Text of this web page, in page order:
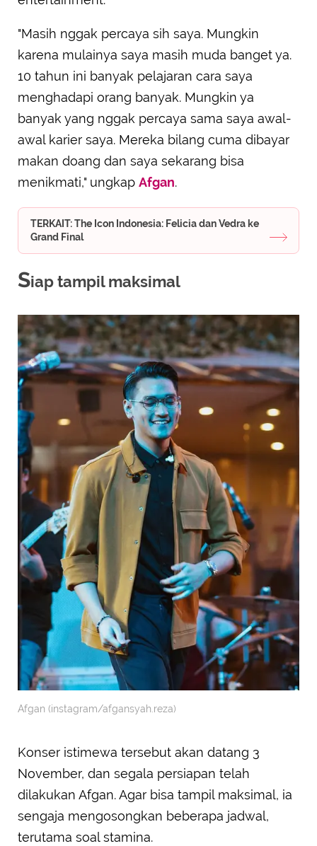
"Masih nggak percaya sih saya. Mungkin
karena mulainya saya masih muda banget ya.
10 tahun ini banyak pelajaran cara saya
menghadapi orang banyak. Mungkin ya
banyak yang nggak percaya sama saya awal-
awal karier saya. Mereka bilang cuma dibayar
makan doang dan saya sekarang bisa
menikmati," ungkap Afgan.
TERKAIT: The Icon Indonesia: Felicia dan Vedra ke
Grand Final
Siap tampil maksimal
Afgan (instagram/afgansyah.reza)
Konser istimewa tersebut akan datang 3
November, dan segala persiapan telah
dilakukan Afgan. Agar bisa tampil maksimal, ia
sengaja mengosongkan beberapa jadwal,
terutama soal stamina.